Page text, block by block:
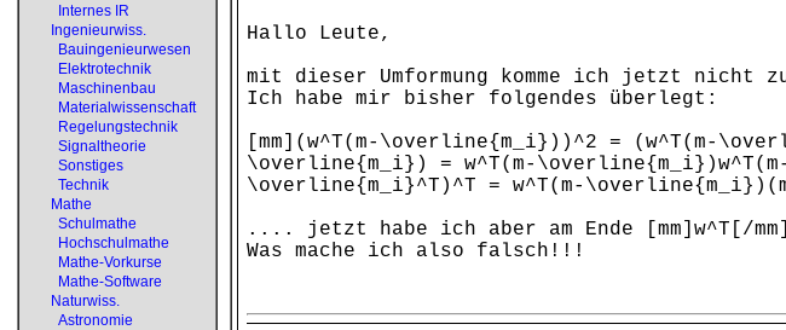
Internes IR
Ingenieurwiss.
Bauingenieurwesen
Elektrotechnik
Maschinenbau
Materialwissenschaft
Regelungstechnik
Signaltheorie
Sonstiges
Technik
Mathe
Schulmathe
Hochschulmathe
Mathe-Vorkurse
Mathe-Software
Naturwiss.
Astronomie
Hallo Leute,
mit dieser Umformung komme ich jetzt nicht
Ich habe mir bisher folgendes überlegt:
[mm](w^T(m-\overline{m_i}))^2 = (w^T(m-
\overline{m_i}) = w^T(m-
\overline{m_i}^T)^T = w^T(m-
.... jetzt habe ich aber am Ende [mm]w^T[/
Was mache ich also falsch!!!